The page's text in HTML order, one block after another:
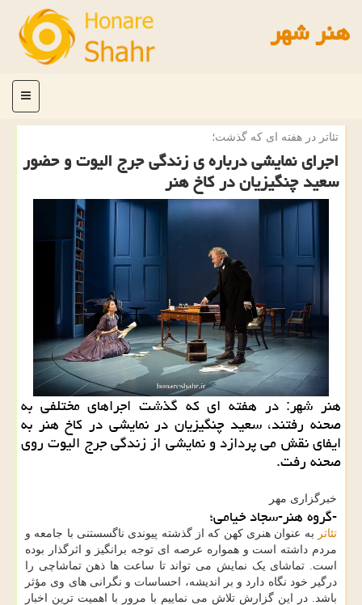
هنر شهر
منو
تئاتر در هفته ای كه گذشت؛
اجرای نمایشی درباره ی زندگی جرج الیوت و حضور
سعید چنگیزیان در کاخ هنر
هنر شهر: در هفته ای که گذشت اجراهای مختلفی به
صحنه رفتند، سعید چنگیزیان در نمایشی در کاخ هنر به
ایفای نقش می پردازد و نمایشی از زندگی جرج الیوت روی
صحنه رفت.
خبرگزاری مهر
-گروه هنر-سجاد خیامی؛
تئاتر به عنوان هنری کهن که از گذشته پیوندی ناگسستنی با جامعه و
مردم داشته است و همواره عرصه ای توجه برانگیز و اثرگذار بوده
است. تماشای یک نمایش می تواند تا ساعت ها ذهن تماشاچی را
درگیر خود نگاه دارد و بر اندیشه، احساسات و نگرانی های وی مؤثر
باشد. در این گزارش تلاش می نماییم با مرور با اهمیت ترین اخبار